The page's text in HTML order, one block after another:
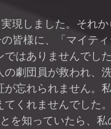
皆様に、「マイテ
はありませんでし
劇団員が救われ、
忘れられません。
くれませんでした。
を知っていたら、